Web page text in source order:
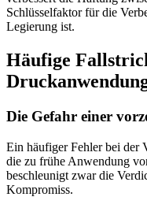
Schlüsselfaktor für die
Legierung ist.
Häufige
Die Gefahr einer
Ein häufiger Fehler bei der
die zu frühe Anwendung
beschleunigt zwar die
Kompromiss.